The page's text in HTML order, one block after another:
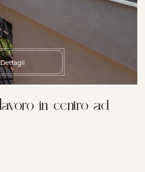
Dettagli
in centro ad